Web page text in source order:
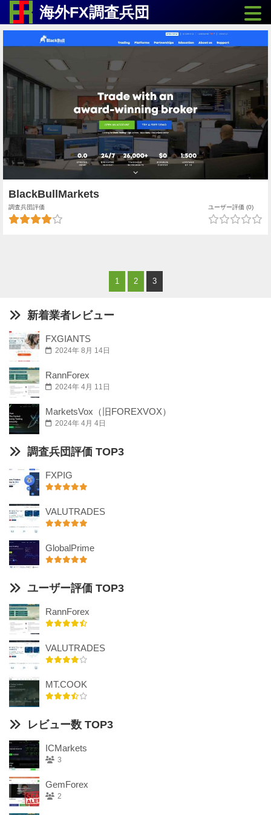
海外FX調査兵団
BlackBullMarkets
調査兵団評価 ユーザー評価 (0)
1 2 3
新着業者レビュー
FXGIANTS
2024年 8月 14日
RannForex
2024年 4月 11日
MarketsVox（旧FOREXVOX）
2024年 4月 4日
調査兵団評価 TOP3
FXPIG
VALUTRADES
GlobalPrime
ユーザー評価 TOP3
RannForex
VALUTRADES
MT.COOK
レビュー数 TOP3
ICMarkets
3
GemForex
2